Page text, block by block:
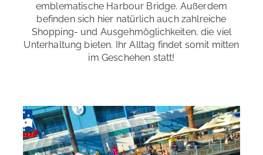
emblematische Harbour Bridge. Außerdem
befinden sich hier natürlich auch zahlreiche
Shopping- und Ausgehmöglichkeiten, die viel
Unterhaltung bieten. Ihr Alltag findet somit mitten
im Geschehen statt!
Bildungsurlaub
: Baden-Württemberg, Bremen, Berlin,
Brandenburg, Hamburg, Hessen, Niedersachsen,
Rheinland-Pfalz, Sachsen-Anhalt, Saarland, Schleswig-
Holstein, Thüringen
Events & Kultur
Veranstaltungen. Musikfestivals wie das ikonische
Sydney Festival und das lebhafte Vivid Sydney, das
Musik, Licht und Innovation kombiniert, ziehen sowohl
Einheimische als auch Besucher*innen an.